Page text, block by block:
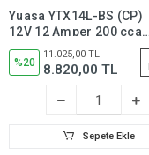
Yuasa YTX14L-BS (CP)
12V 12 Amper 200 cca
Bakım Gerektirmeyen
Motosiklet Aküsü,
ytx14Lbs
%20
11.025,00 TL
8.820,00 TL
Sepete Ekle